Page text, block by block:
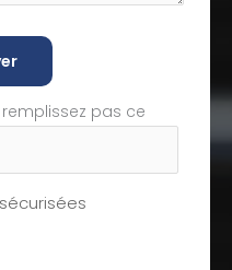
pas ce